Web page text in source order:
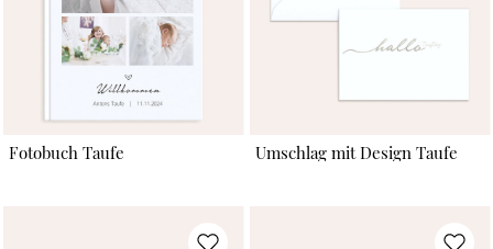
Fotobuch Taufe Umschlag mit Design Taufe